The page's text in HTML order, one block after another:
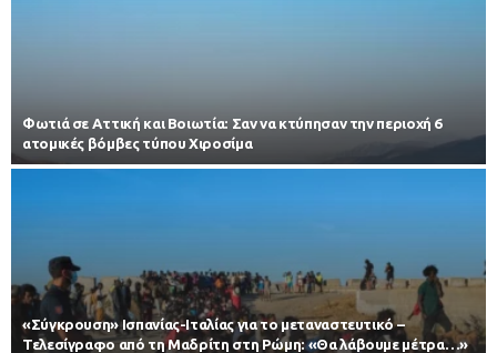
Φωτιά σε Αττική και Βοιωτία: Σαν να κτύπησαν την περιοχή 6
ατομικές βόμβες τύπου Χιροσίμα
«Σύγκρουση» Ισπανίας-Ιταλίας για το μεταναστευτικό –
Τελεσίγραφο από τη Μαδρίτη στη Ρώμη: «Θα λάβουμε μέτρα…»